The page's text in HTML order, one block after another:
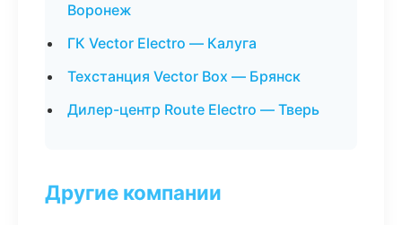
Воронеж
ГК Vector Electro — Калуга
Техстанция Vector Box — Брянск
Дилер-центр Route Electro — Тверь
Другие компании